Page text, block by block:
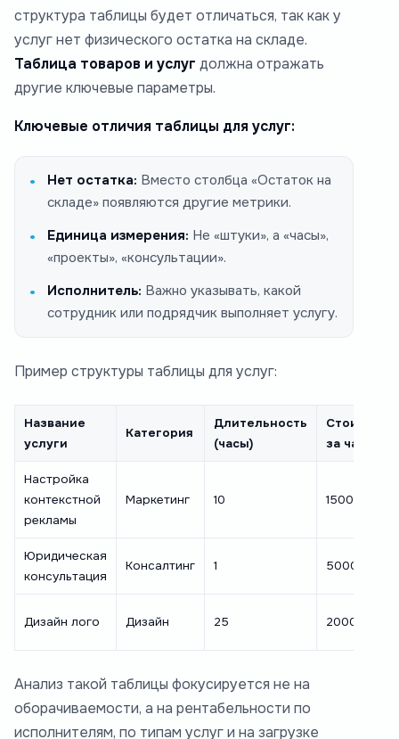
структура таблицы будет отличаться, так как у
услуг нет физического остатка на складе.
Таблица товаров и услуг должна отражать
другие ключевые параметры.
Ключевые отличия таблицы для услуг:
Нет остатка: Вместо столбца «Остаток на
складе» появляются другие метрики.
Единица измерения: Не «штуки», а «часы»,
«проекты», «консультации».
Исполнитель: Важно указывать, какой
сотрудник или подрядчик выполняет услугу.
Пример структуры таблицы для услуг:
Название
услуги
Категория
Длительность
(часы)
Стоимость
за час, ₽
Настройка
контекстной
рекламы
Маркетинг 10 1500
Юридическая
консультация
Консалтинг 1 5000
Дизайн лого Дизайн 25 2000
Анализ такой таблицы фокусируется не на
оборачиваемости, а на рентабельности по
исполнителям, по типам услуг и на загрузке